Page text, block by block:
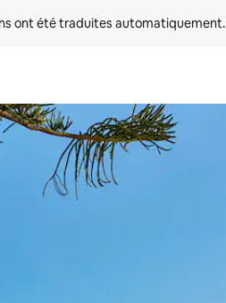
ont été traduites automatiquement.